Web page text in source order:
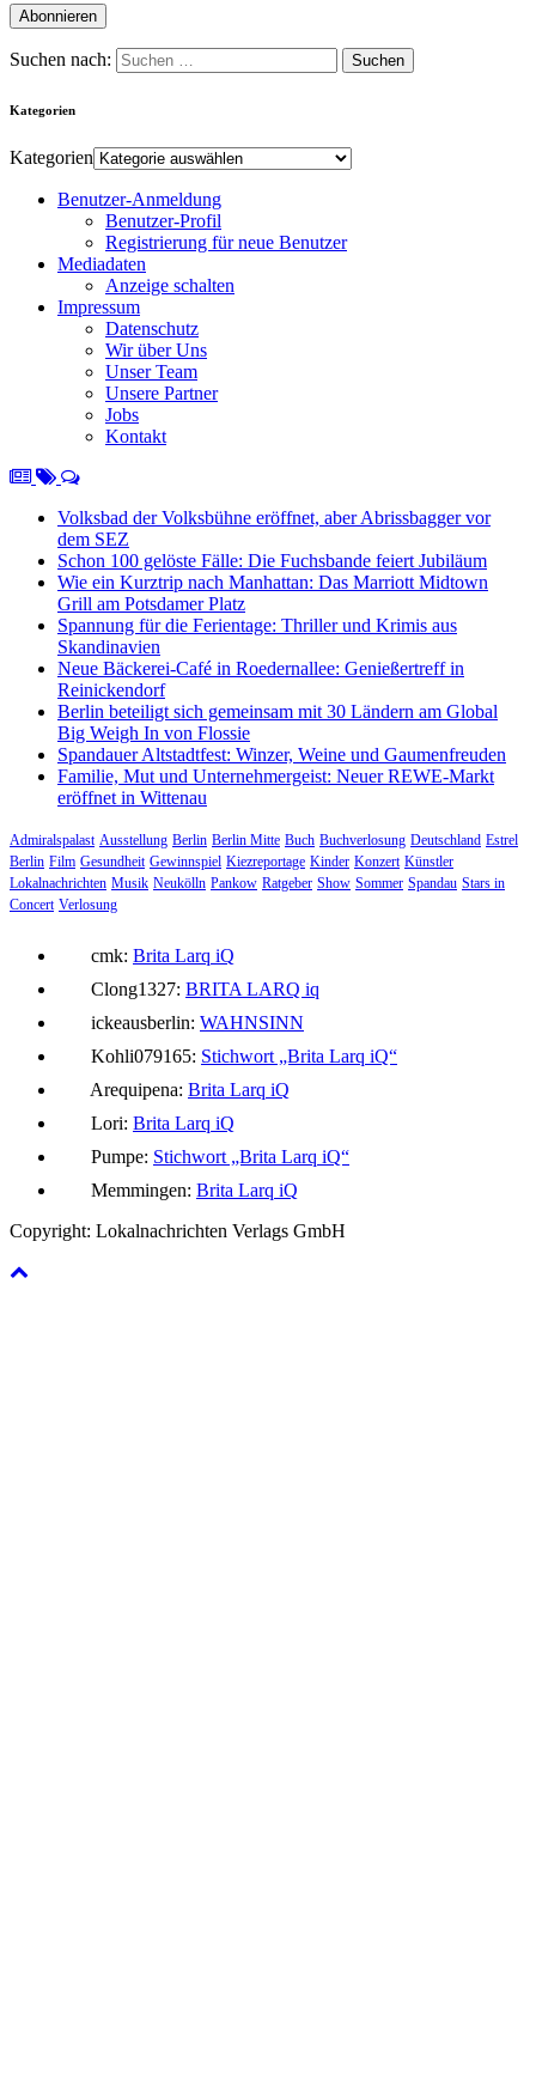
Suchen nach:
Kategorien
Kategorien
Benutzer-Anmeldung
Benutzer-Profil
Registrierung für neue Benutzer
Mediadaten
Anzeige schalten
Impressum
Datenschutz
Wir über Uns
Unser Team
Unsere Partner
Jobs
Kontakt
Volksbad der Volksbühne eröffnet, aber Abrissbagger vor
dem SEZ
Schon 100 gelöste Fälle: Die Fuchsbande feiert Jubiläum
Wie ein Kurztrip nach Manhattan: Das Marriott Midtown
Grill am Potsdamer Platz
Spannung für die Ferientage: Thriller und Krimis aus
Skandinavien
Neue Bäckerei-Café in Roedernallee: Genießertreff in
Reinickendorf
Berlin beteiligt sich gemeinsam mit 30 Ländern am Global
Big Weigh In von Flossie
Spandauer Altstadtfest: Winzer, Weine und Gaumenfreuden
Familie, Mut und Unternehmergeist: Neuer REWE-Markt
eröffnet in Wittenau
Admiralspalast Ausstellung Berlin Berlin Mitte Buch Buchverlosung Deutschland Estrel
Berlin Film Gesundheit Gewinnspiel Kiezreportage Kinder Konzert Künstler
Lokalnachrichten Musik Neukölln Pankow Ratgeber Show Sommer Spandau Stars in
Concert Verlosung
cmk: Brita Larq iQ
Clong1327: BRITA LARQ iq
ickeausberlin: WAHNSINN
Kohli079165: Stichwort „Brita Larq iQ“
Arequipena: Brita Larq iQ
Lori: Brita Larq iQ
Pumpe: Stichwort „Brita Larq iQ“
Memmingen: Brita Larq iQ
Copyright: Lokalnachrichten Verlags GmbH